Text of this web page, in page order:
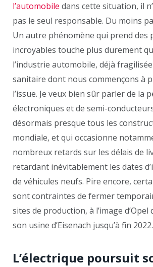
l’automobile dans cette situation, il
pas le seul responsable. Du moins
Un autre phénomène qui prend des
incroyables touche plus durement
l’industrie automobile, déjà
sanitaire dont nous commençons à
l’issue. Je veux bien sûr parler de la
électroniques et de semi-
désormais presque tous les
mondiale, et qui occasionne
nombreux retards sur les délais de
retardant inévitablement les dates
de véhicules neufs. Pire encore,
sont contraintes de fermer
sites de production, à l’image d’Opel
son usine d’Eisenach jusqu’à fin 2022.
L’électrique poursuit